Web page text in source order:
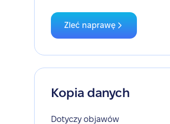
Zleć naprawę
Kopia danych
Dotyczy objawów